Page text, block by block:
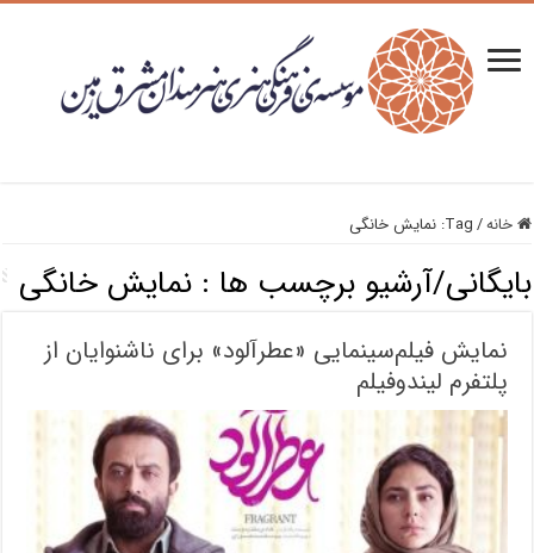
خانه/
Tag: نمایش خانگی
بایگانی/آرشیو برچسب ها :نمایش خانگی
نمایش فیلم‌سینمایی «عطرآلود» برای ناشنوایان از
پلتفرم لیندوفیلم